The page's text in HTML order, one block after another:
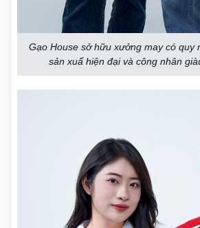
Gạo House sở hữu xưởng may có quy
sản xuẩ hiện đại và công nhân